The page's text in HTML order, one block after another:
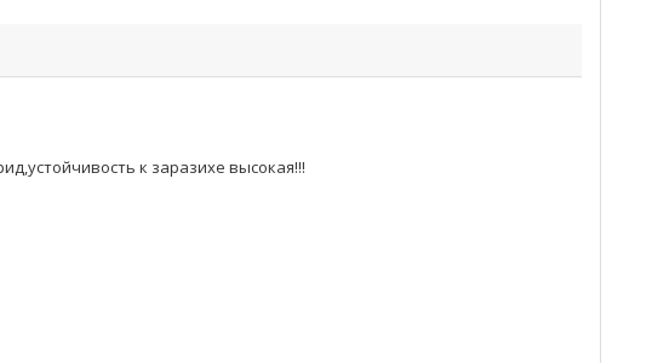
к заразихе высокая!!!